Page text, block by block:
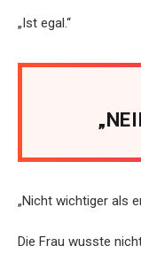
„Ist egal.“
„Nicht wichtiger als
Die Frau wusste